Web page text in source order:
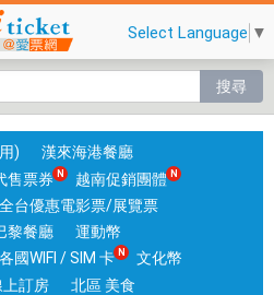
按
摩
|
國
旅
卡
門
市
可
Select Language ▼
搜尋
)
漢來海港餐廳
售票券
越南促銷團體
全台優惠電影票/展覽票
黎餐廳
運動幣
各國WIFI / SIM 卡
文化幣
上訂房
北區 美食